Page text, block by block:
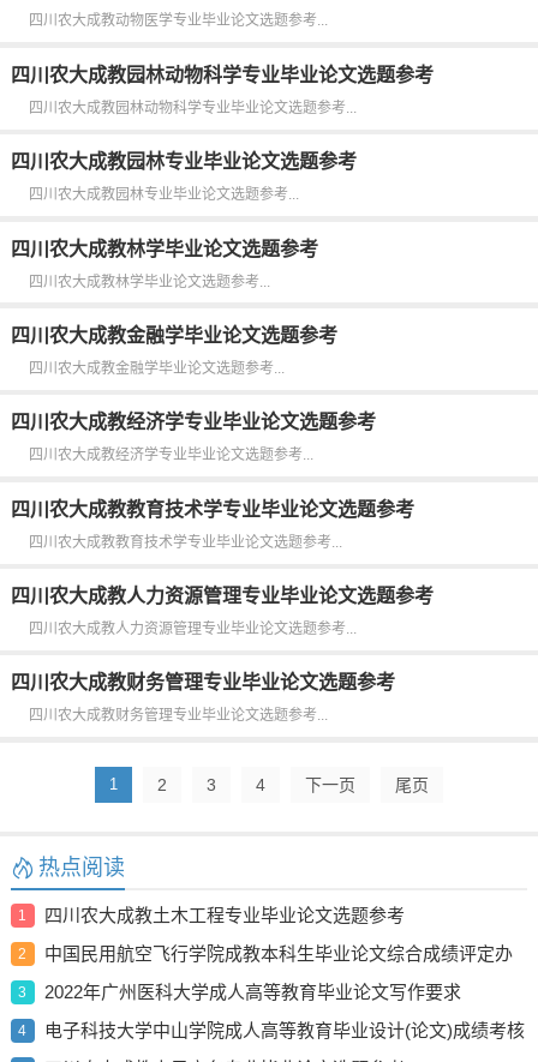
四川农大成教动物医学专业毕业论文选题参考...
四川农大成教园林动物科学专业毕业论文选题参考
四川农大成教园林动物科学专业毕业论文选题参考...
四川农大成教园林专业毕业论文选题参考
四川农大成教园林专业毕业论文选题参考...
四川农大成教林学毕业论文选题参考
四川农大成教林学毕业论文选题参考...
四川农大成教金融学毕业论文选题参考
四川农大成教金融学毕业论文选题参考...
四川农大成教经济学专业毕业论文选题参考
四川农大成教经济学专业毕业论文选题参考...
四川农大成教教育技术学专业毕业论文选题参考
四川农大成教教育技术学专业毕业论文选题参考...
四川农大成教人力资源管理专业毕业论文选题参考
四川农大成教人力资源管理专业毕业论文选题参考...
四川农大成教财务管理专业毕业论文选题参考
四川农大成教财务管理专业毕业论文选题参考...
1 2 3 4 下一页 尾页
热点阅读
1 四川农大成教土木工程专业毕业论文选题参考
2
中国民用航空飞行学院成教本科生毕业论文综合成绩评定办
法
3 2022年广州医科大学成人高等教育毕业论文写作要求
4
电子科技大学中山学院成人高等教育毕业设计(论文)成绩考核